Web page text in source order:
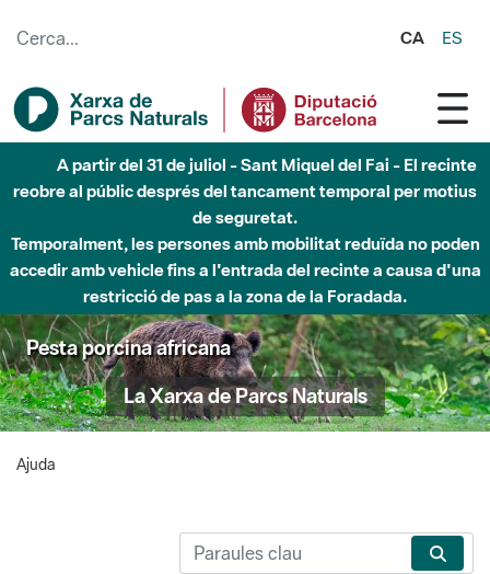
CA ES
A partir del 31 de juliol - Sant Miquel del Fai - El recinte
reobre al públic després del tancament temporal per motius
de seguretat.
Temporalment, les persones amb mobilitat reduïda no poden
accedir amb vehicle fins a l'entrada del recinte a causa d'una
restricció de pas a la zona de la Foradada.
Pesta porcina africana
La Xarxa de Parcs Naturals
Ajuda